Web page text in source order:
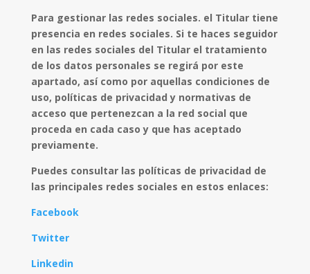
Para gestionar las redes sociales. el Titular tiene
presencia en redes sociales. Si te haces seguidor
en las redes sociales del Titular el tratamiento
de los datos personales se regirá por este
apartado, así como por aquellas condiciones de
uso, políticas de privacidad y normativas de
acceso que pertenezcan a la red social que
proceda en cada caso y que has aceptado
previamente.
Puedes consultar las políticas de privacidad de
las principales redes sociales en estos enlaces:
Facebook
Twitter
Linkedin